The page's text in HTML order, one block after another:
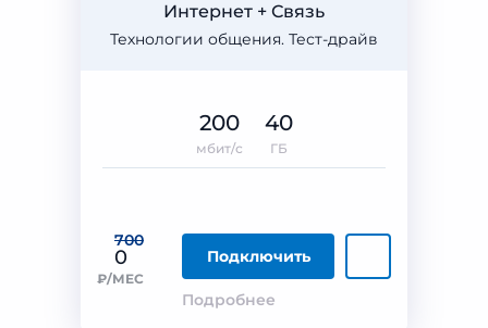
Технологии общения. Тест-драйв
Интернет + Связь
700
0
₽/МЕС
Подключить
Подробнее
200
мбит/с
40
ГБ